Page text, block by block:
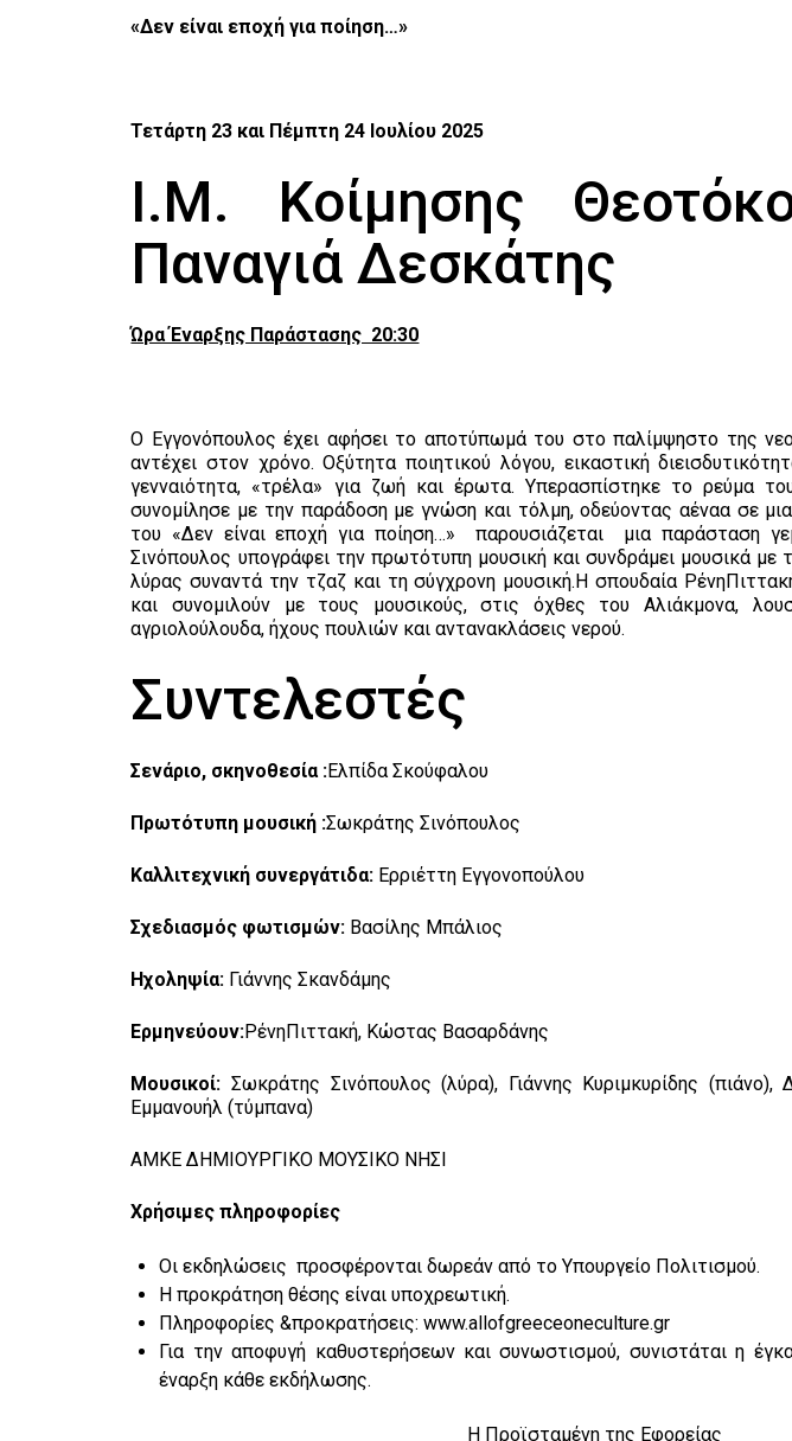
«Δεν είναι εποχή για ποίηση…»
Τετάρτη 23 και Πέμπτη 24 Ιουλίου 2025
Ι.Μ. Κοίμησης
Παναγιά Δεσκάτης
Ώρα Έναρξης Παράστασης 20:30
Ο Εγγονόπουλος έχει αφήσει το αποτύπωμά του στο παλίμψηστο της
αντέχει στον χρόνο. Οξύτητα ποιητικού λόγου, εικαστική
γενναιότητα, «τρέλα» για ζωή και έρωτα. Υπερασπίστηκε το ρεύμα
συνομίλησε με την παράδοση με γνώση και τόλμη, οδεύοντας αέναα σε
του «Δεν είναι εποχή για ποίηση…» παρουσιάζεται μια παράσταση
Σινόπουλος υπογράφει την πρωτότυπη μουσική και συνδράμει μουσικά
λύρας συναντά την τζαζ και τη σύγχρονη μουσική.Η σπουδαία
και συνομιλούν με τους μουσικούς, στις όχθες του Αλιάκμονα,
αγριολούλουδα, ήχους πουλιών και αντανακλάσεις νερού.
Συντελεστές
Σενάριο, σκηνοθεσία :Ελπίδα Σκούφαλου
Πρωτότυπη μουσική :Σωκράτης Σινόπουλος
Kαλλιτεχνική συνεργάτιδα: Ερριέττη Εγγονοπούλου
Σχεδιασμός φωτισμών: Βασίλης Μπάλιος
Ηχοληψία: Γιάννης Σκανδάμης
Ερμηνεύουν:ΡένηΠιττακή, Κώστας Βασαρδάνης
Μουσικοί:Σωκράτης Σινόπουλος (λύρα), Γιάννης Κυριμκυρίδης
Εμμανουήλ (τύμπανα)
ΑΜΚΕ ΔΗΜΙΟΥΡΓΙΚΟ ΜΟΥΣΙΚΟ ΝΗΣΙ
Χρήσιμες πληροφορίες
Οι εκδηλώσεις προσφέρονται δωρεάν από το Υπουργείο Πολιτισμού.
H προκράτηση θέσης είναι υποχρεωτική.
Πληροφορίες &προκρατήσεις: www.allofgreeceoneculture.gr
Για την αποφυγή καθυστερήσεων και συνωστισμού, συνιστάται η
έναρξη κάθε εκδήλωσης.
Η Προϊσταμένη της Εφορείας